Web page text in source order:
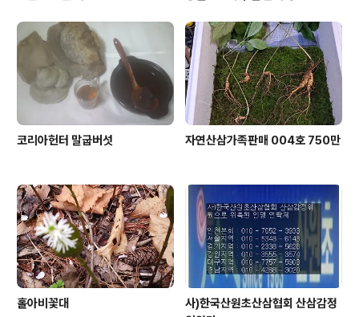
코리아헌터 말굽버섯 자연산삼가족판매 004호 750만
홀아비꽃대
사)한국산원초산삼협회 산삼감정